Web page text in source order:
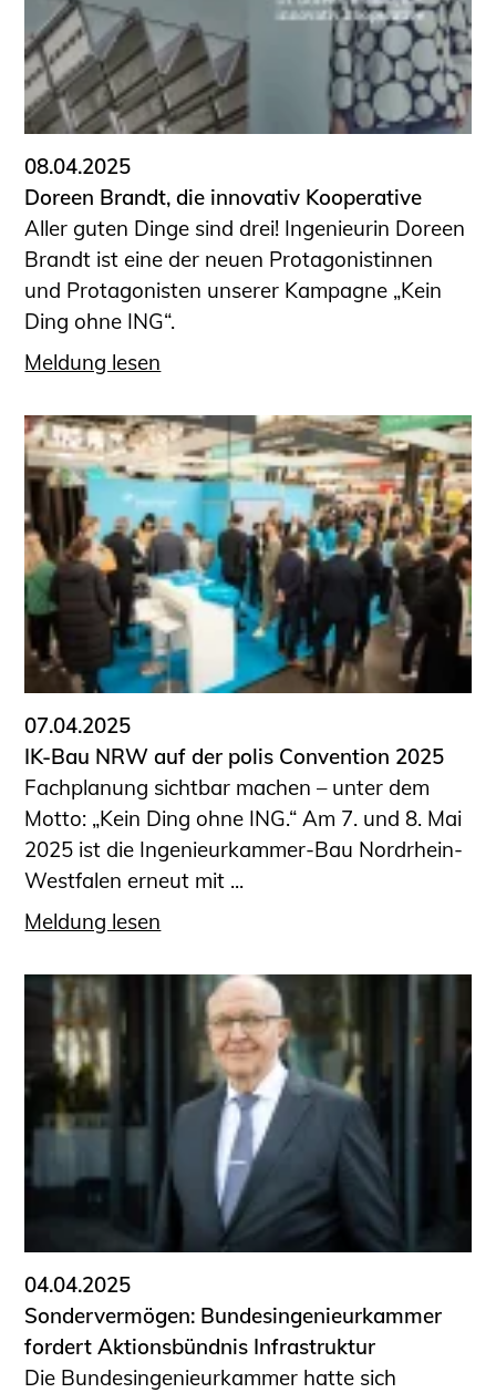
08.04.2025
Doreen Brandt, die innovativ Kooperative
Aller guten Dinge sind drei! Ingenieurin Doreen
Brandt ist eine der neuen Protagonistinnen
und Protagonisten unserer Kampagne „Kein
Ding ohne ING“.
Meldung lesen
07.04.2025
IK-Bau NRW auf der polis Convention 2025
Fachplanung sichtbar machen – unter dem
Motto: „Kein Ding ohne ING.“ Am 7. und 8. Mai
2025 ist die Ingenieurkammer-Bau Nordrhein-
Westfalen erneut mit ...
Meldung lesen
04.04.2025
Sondervermögen: Bundesingenieurkammer
fordert Aktionsbündnis Infrastruktur
Die Bundesingenieurkammer hatte sich